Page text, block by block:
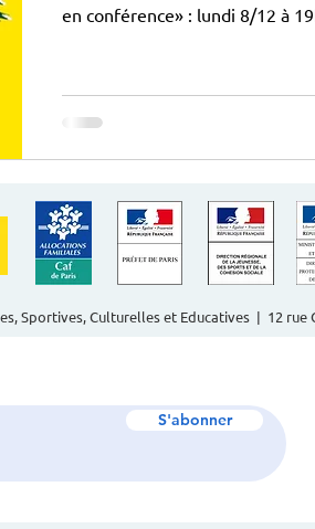
en conférence» : lundi 8/12 à 19h15 à l'antenne Mesnil
18h30 (ados-adultes), suivie
danse : atelier portes ouvertes à 9h15 et 10h15 le samedi
Sportives, Culturelles et Educatives | 12
S'abonner